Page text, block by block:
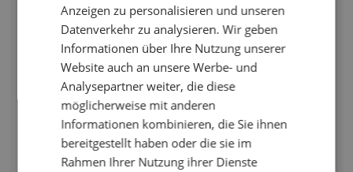
Anzeigen zu personalisieren und unseren
Datenverkehr zu analysieren. Wir geben
Informationen über Ihre Nutzung unserer
Website auch an unsere Werbe- und
Analysepartner weiter, die diese
möglicherweise mit anderen
Informationen kombinieren, die Sie ihnen
bereitgestellt haben oder die sie im
Rahmen Ihrer Nutzung ihrer Dienste